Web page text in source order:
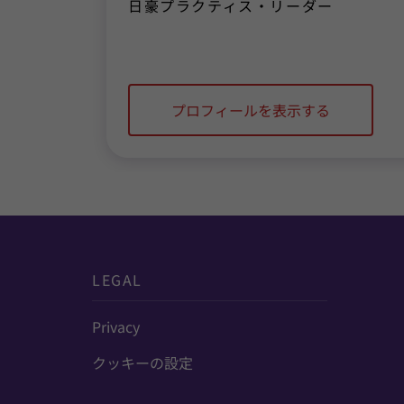
日豪プラクティス・リーダー
プロフィールを表示する
LEGAL
Privacy
クッキーの設定